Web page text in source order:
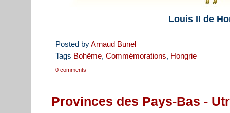
Louis II de
Posted byArnaud Bunel
Tags Bohême, Commémorations, Hongrie
0 comments
Provinces des Pays-Bas -